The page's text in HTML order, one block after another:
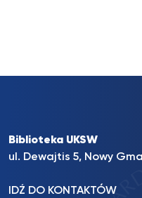
Biblioteka UKSW
ul. Dewajtis 5, Nowy
IDŹ DO KONTAKTÓW